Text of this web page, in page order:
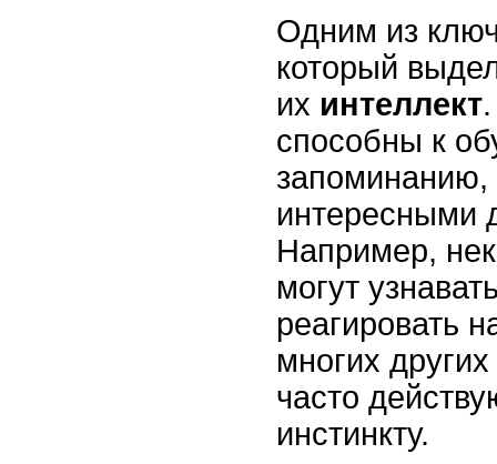
Одним из
который
их интеллект
способны к
запоминанию,
интересными
Например,
могут
реагировать
многих
часто
инстинкту.